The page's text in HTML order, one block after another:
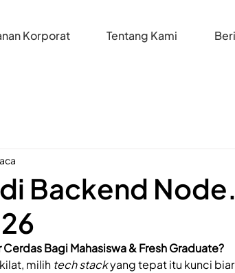
Korporat Tentang Kami
Backend
Bagi Mahasiswa & Fresh Graduate?
milih tech stack yang tepat itu kunci